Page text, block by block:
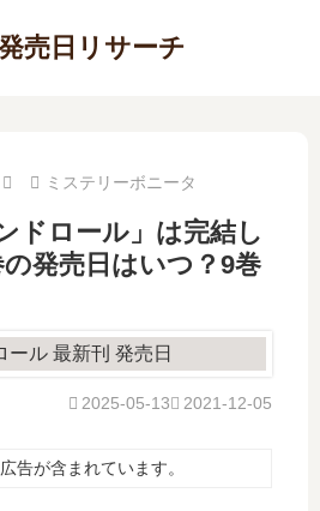
売日リサーチ
ミステリーボニータ
ドロール」は完結し
発売日はいつ？9巻
2021-12-05
2025-05-13
告が含まれています。